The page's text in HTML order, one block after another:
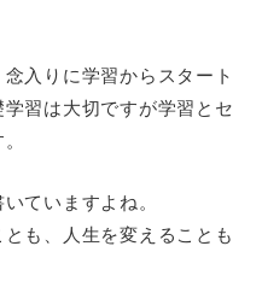
入りに学習からスタート
習は大切ですが学習とセ
ていますよね。
も、人生を変えることも